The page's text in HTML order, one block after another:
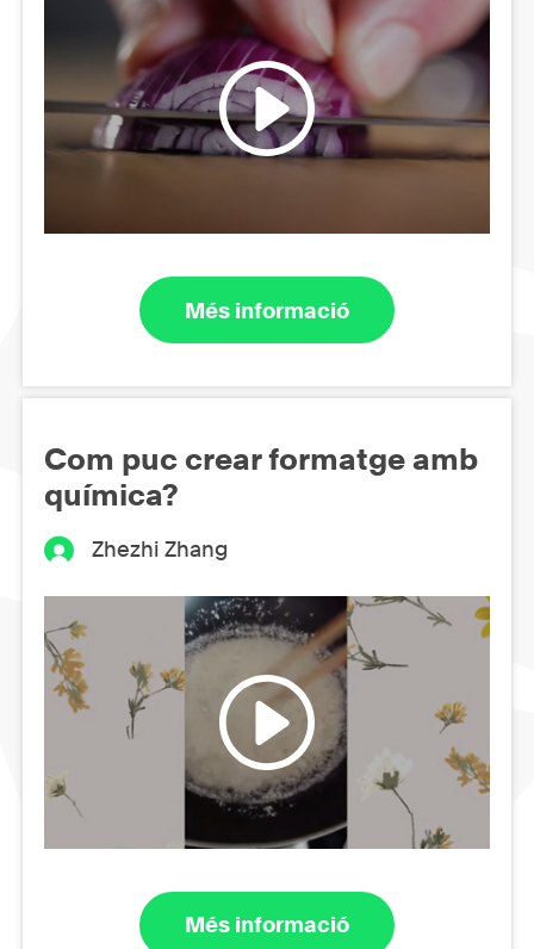
Més informació
Com puc crear formatge amb
química?
Zhezhi Zhang
Més informació